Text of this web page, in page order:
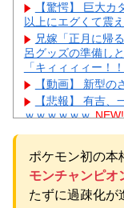
【驚愕】 巨大カ
以上にエグくて震
兄嫁「正月に帰
呂グッズの準備し
「キィィィィー！
【動画】 新型
【悲報】 有吉
ｗｗｗｗｗｗ NEW!
【画像】 ワイ「
らもそう思うよな
【画像】 「キム
新の松本人志さん
ポケモン初の本
モンチャンピオ
たずに過疎化が